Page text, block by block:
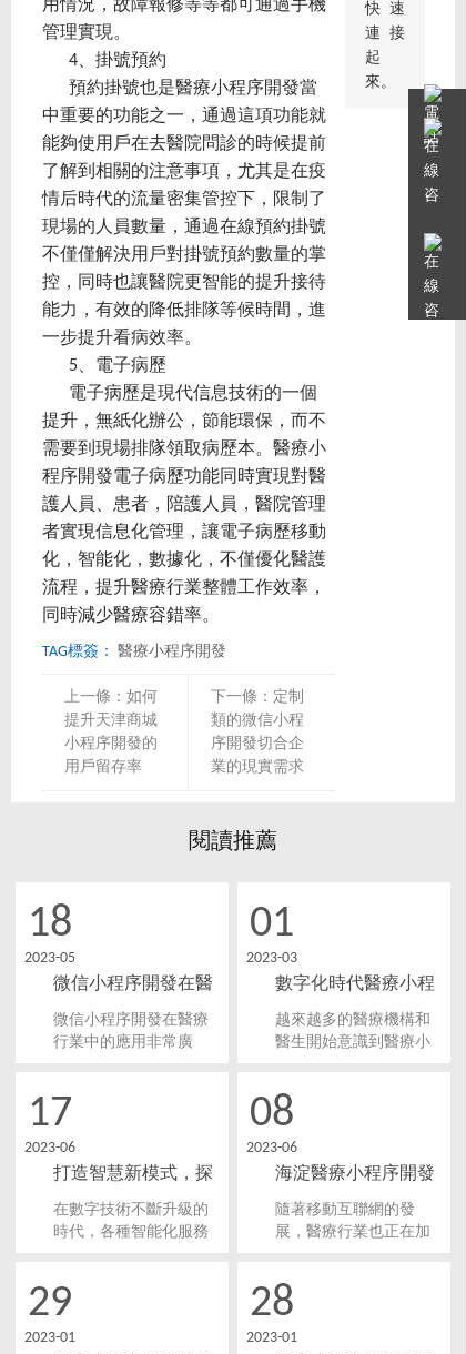
用情況，故障報修等等都可通過手機
管理實現。
4、掛號預約
預約掛號也是醫療小程序開發當
中重要的功能之一，通過這項功能就
能夠使用戶在去醫院問診的時候提前
了解到相關的注意事項，尤其是在疫
情后時代的流量密集管控下，限制了
現場的人員數量，通過在線預約掛號
不僅僅解決用戶對掛號預約數量的掌
控，同時也讓醫院更智能的提升接待
能力，有效的降低排隊等候時間，進
一步提升看病效率。
5、電子病歷
電子病歷是現代信息技術的一個
提升，無紙化辦公，節能環保，而不
需要到現場排隊領取病歷本。醫療小
程序開發電子病歷功能同時實現對醫
護人員、患者，陪護人員，醫院管理
者實現信息化管理，讓電子病歷移動
化，智能化，數據化，不僅優化醫護
流程，提升醫療行業整體工作效率，
同時減少醫療容錯率。
TAG標簽： 醫療小程序開發
上一條：如何
提升天津商城
小程序開發的
用戶留存率
下一條： 定制
類的微信小程
序開發切合企
業的現實需求
快速
連接
起
來。
閱讀推薦
18
2023-05
微信小程序開發在醫
療行業的應用體現在
哪里？
微信小程序開發在醫療
行業中的應用非常廣
構管理、醫療信息化服
動醫療服務等。
01
2023-03
數字化時代醫療小程
序開發帶來更多可能
性
越來越多的醫療機構和
醫生開始意識到醫療小
提高醫療效率，為患者
務，為醫療行業帶來更
多可能性。
17
2023-06
打造智慧新模式，探
索大連醫療小程序開
發功能與獨特魅力！
在數字技術不斷升級的
時代，各種智能化服務
務廣大居民，許多地方
發，大連市也不例外。
08
2023-06
海淀醫療小程序開發
解決方案需求包括哪
些方面？
隨著移動互聯網的發
展，醫療行業也正在加
地擁抱數字化創新，為
效、優質的服務體驗。
29
2023-01
28
2023-01